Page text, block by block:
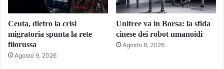
Ceuta, dietro la crisi
migratoria spunta la rete
filorussa
Agosto 9, 2026
Unitree va in Borsa: la sfida
cinese dei robot umanoidi
Agosto 8, 2026